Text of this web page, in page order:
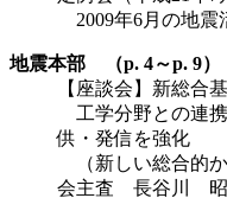
2009年6月の地震
地震本部 （p. 4～p. 9）
【座談会】新総合
工学分野との連
供・発信を強化
（新しい総合的
会主査 長谷川 昭